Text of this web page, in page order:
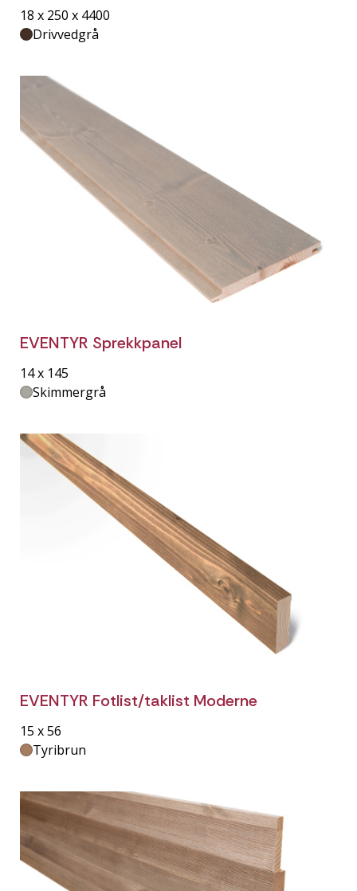
18 x 250 x 4400
Drivvedgrå
EVENTYR Sprekkpanel
14 x 145
Skimmergrå
EVENTYR Fotlist/taklist Moderne
15 x 56
Tyribrun